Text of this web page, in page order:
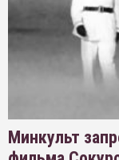
Минкульт